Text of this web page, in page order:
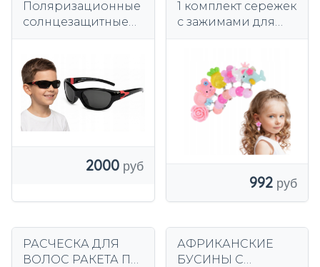
Поляризационные
солнцезащитные
s1021-1
2000
1 комплект сережек
с зажимами для
992
РАСЧЕСКА ДЛЯ
ВОЛОС РАКЕТА ПЛ.
АФРИКАНСКИЕ
БУСИНЫ С